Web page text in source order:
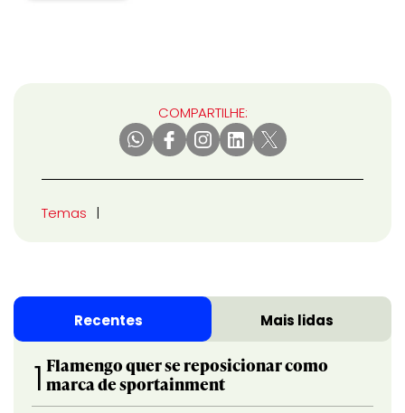
COMPARTILHE:
Temas
Recentes Mais lidas
1 Flamengo quer se reposicionar como
marca de sportainment